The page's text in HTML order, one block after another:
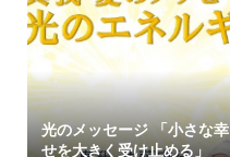
光のメッセージ 「小さな幸
せを大きく受け止める」